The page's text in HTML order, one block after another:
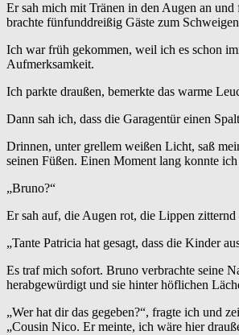
Er sah mich mit Tränen in den Augen an
brachte fünfunddreißig Gäste zum
Ich war früh gekommen, weil ich es schon
Aufmerksamkeit.
Ich parkte draußen, bemerkte das warme
Dann sah ich, dass die Garagentür einen
Drinnen, unter grellem weißen Licht, saß
seinen Füßen. Einen Moment lang konnte
„Bruno?“
Er sah auf, die Augen rot, die Lippen
„Tante Patricia hat gesagt, dass die Kinder
Es traf mich sofort. Bruno verbrachte seine
herabgewürdigt und sie hinter höflichen
„Wer hat dir das gegeben?“, fragte ich und
„Cousin Nico. Er meinte, ich wäre hier